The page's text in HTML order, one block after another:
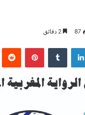
87
لينكدإن بينتيريست